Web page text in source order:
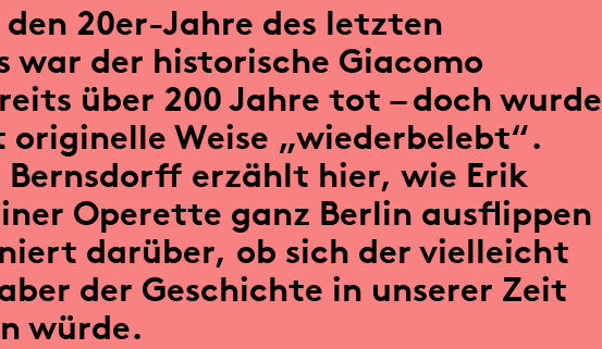
20er-Jahre des letzten
war der historische Giacomo
über 200 Jahre tot – doch wurde
originelle Weise „wiederbelebt“.
Bernsdorff erzählt hier, wie Erik
Operette ganz Berlin ausflippen
darüber, ob sich der vielleicht
der Geschichte in unserer Zeit
würde.